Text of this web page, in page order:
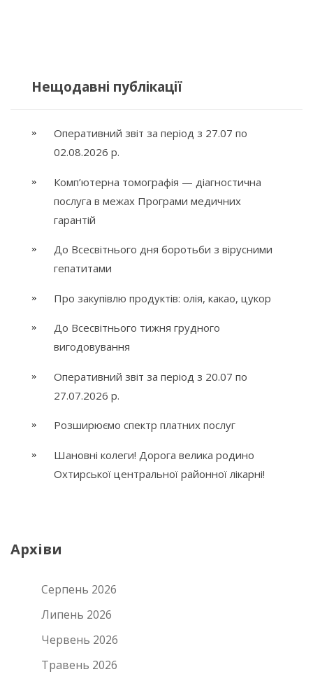
Нещодавні публікації
Оперативний звіт за період з 27.07 по
02.08.2026 р.
Комп’ютерна томографія — діагностична
послуга в межах Програми медичних
гарантій
До Всесвітнього дня боротьби з вірусними
гепатитами
Про закупівлю продуктів: олія, какао, цукор
До Всесвітнього тижня грудного
вигодовування
Оперативний звіт за період з 20.07 по
27.07.2026 р.
Розширюємо спектр платних послуг
Шановні колеги! Дорога велика родино
Охтирської центральної районної лікарні!
Архіви
Серпень 2026
Липень 2026
Червень 2026
Травень 2026